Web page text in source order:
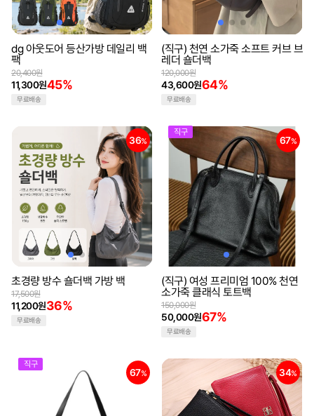
dg 아웃도어 등산가방 데일리 백
팩
11,300원45%
20,400원
무료배송
(직구) 천연 소가죽 소프트 커브 브
레더 숄더백
43,600원64%
120,000원
무료배송
36%
초경량 방수 숄더백 가방 백
11,200원36%
17,500원
무료배송
직구
67%
(직구) 여성 프리미엄 100% 천연
소가죽 클래식 토트백
50,000원67%
150,000원
무료배송
직구
67% 34%